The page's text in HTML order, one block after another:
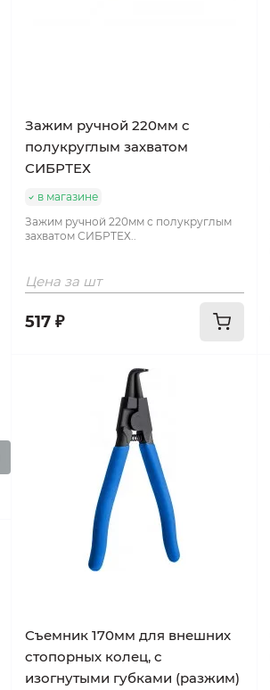
Зажим ручной 220мм с
полукруглым захватом
СИБРТЕХ
в магазине
Зажим ручной 220мм с полукруглым
захватом СИБРТЕХ..
Цена за шт
517 ₽
Съемник 170мм для внешних
стопорных колец, с
изогнутыми губками (разжим)